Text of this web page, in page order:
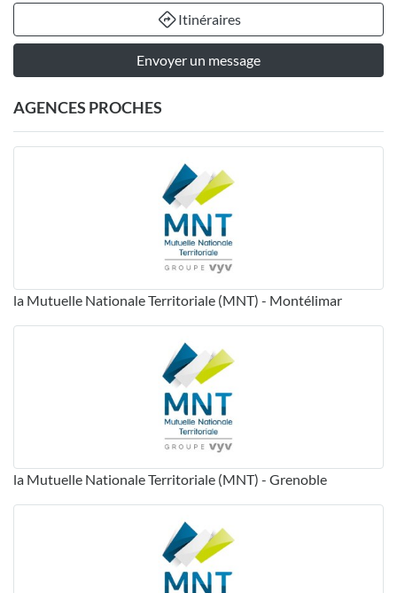
Itinéraires
Envoyer un message
AGENCES PROCHES
la Mutuelle Nationale Territoriale (MNT) - Montélimar
la Mutuelle Nationale Territoriale (MNT) - Grenoble